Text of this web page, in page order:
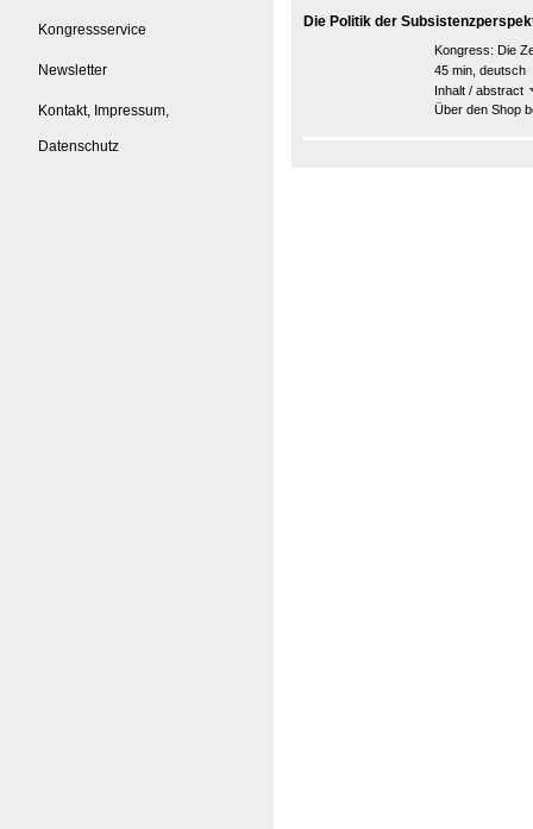
Kongressservice
Newsletter
Kontakt, Impressum,
Datenschutz
Die Politik der
Kongress: Die
45 min, deutsch
Inhalt / abstract
Über den Shop